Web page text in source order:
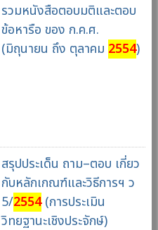
รวมหนังสือตอบมติและตอบ
ข้อหารือ ของ ก.ค.ศ.
(มิถุนายน ถึง ตุลาคม 2554)
สรุปประเด็น ถาม–ตอบ เกี่ยว
กับหลักเกณฑ์และวิธีการฯ ว
5/2554(การประเมิน
วิทยฐานะเชิงประจักษ์)